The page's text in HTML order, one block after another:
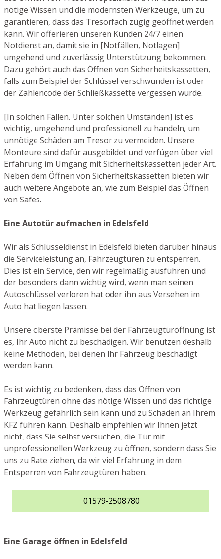
nötige Wissen und die modernsten Werkzeuge, um zu
garantieren, dass das Tresorfach zügig geöffnet werden
kann. Wir offerieren unseren Kunden 24/7 einen
Notdienst an, damit sie in [Notfällen, Notlagen]
umgehend und zuverlässig Unterstützung bekommen.
Dazu gehört auch das Öffnen von Sicherheitskassetten,
falls zum Beispiel der Schlüssel verschwunden ist oder
der Zahlencode der Schließkassette vergessen wurde.
[In solchen Fällen, Unter solchen Umständen] ist es
wichtig, umgehend und professionell zu handeln, um
unnötige Schäden am Tresor zu vermeiden. Unsere
Monteure sind dafür ausgebildet und verfügen über viel
Erfahrung im Umgang mit Sicherheitskassetten jeder Art.
Neben dem Öffnen von Sicherheitskassetten bieten wir
auch weitere Angebote an, wie zum Beispiel das Öffnen
von Safes.
Eine Autotür aufmachen in Edelsfeld
Wir als Schlüsseldienst in Edelsfeld bieten darüber hinaus
die Serviceleistung an, Fahrzeugtüren zu entsperren.
Dies ist ein Service, den wir regelmäßig ausführen und
der besonders dann wichtig wird, wenn man seinen
Autoschlüssel verloren hat oder ihn aus Versehen im
Auto hat liegen lassen.
Unsere oberste Prämisse bei der Fahrzeugtüröffnung ist
es, Ihr Auto nicht zu beschädigen. Wir benutzen deshalb
keine Methoden, bei denen Ihr Fahrzeug beschädigt
werden kann.
Es ist wichtig zu bedenken, dass das Öffnen von
Fahrzeugtüren ohne das nötige Wissen und das richtige
Werkzeug gefährlich sein kann und zu Schäden an Ihrem
KFZ führen kann. Deshalb empfehlen wir Ihnen jetzt
nicht, dass Sie selbst versuchen, die Tür mit
unprofessionellen Werkzeug zu öffnen, sondern dass Sie
uns zu Rate ziehen, da wir viel Erfahrung in dem
Entsperren von Fahrzeugtüren haben.
01579-2508780
Eine Garage öffnen in Edelsfeld